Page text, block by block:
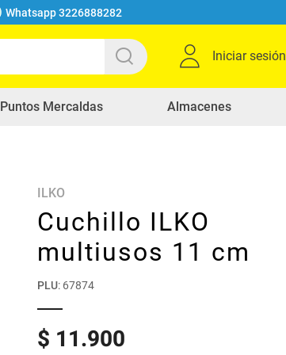
Whatsapp 3226888282
Iniciar sesión
Puntos Mercaldas Almacenes
ILKO
Cuchillo ILKO
multiusos 11 cm
PLU: 67874
$ 11.900